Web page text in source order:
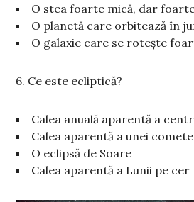
O stea foarte mică, dar
O planetă care orbitează în
O galaxie care se rotește
6. Ce este ecliptică?
Calea anuală aparentă a
Calea aparentă a unei
O eclipsă de Soare
Calea aparentă a Lunii pe cer